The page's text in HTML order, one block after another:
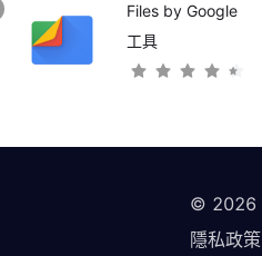
Files by Google
工具
© 2026
隱私政策